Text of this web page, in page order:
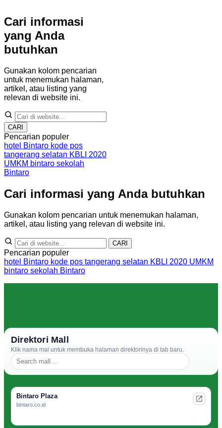
Cari informasi
yang Anda
butuhkan
Gunakan kolom pencarian
untuk menemukan halaman,
artikel, atau listing yang
relevan di website ini.
CARI
Pencarian populer
hotel Bintaro kode pos
tangerang selatan KBLI 2020
UMKM bintaro sekolah
Bintaro
Cari informasi yang Anda butuhkan
Gunakan kolom pencarian untuk menemukan halaman,
artikel, atau listing yang relevan di website ini.
CARI
Pencarian populer
hotel Bintaro kode pos tangerang selatan KBLI 2020 UMKM
bintaro sekolah Bintaro
Direktori Mall
Klik nama mal untuk membuka halaman direktorinya di tab baru.
Bintaro Plaza
bintaro.co.id